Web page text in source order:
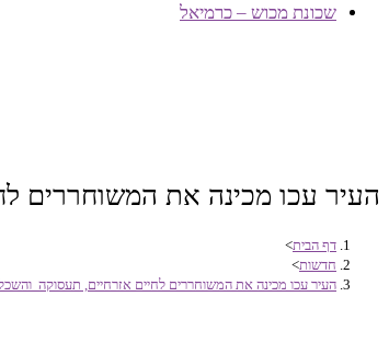
שכונת מכוש – כרמיאל
העיר עכו מכינה את המשוחררים
דף הבית>
חדשות>
העיר עכו מכינה את המשוחררים לחיים אזרחיים, תעסוקה